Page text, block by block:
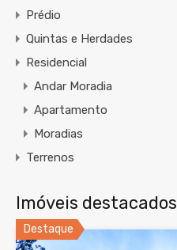
Prédio
Quintas e Herdades
Residencial
Andar Moradia
Apartamento
Moradias
Terrenos
Imóveis destacados
Destaque